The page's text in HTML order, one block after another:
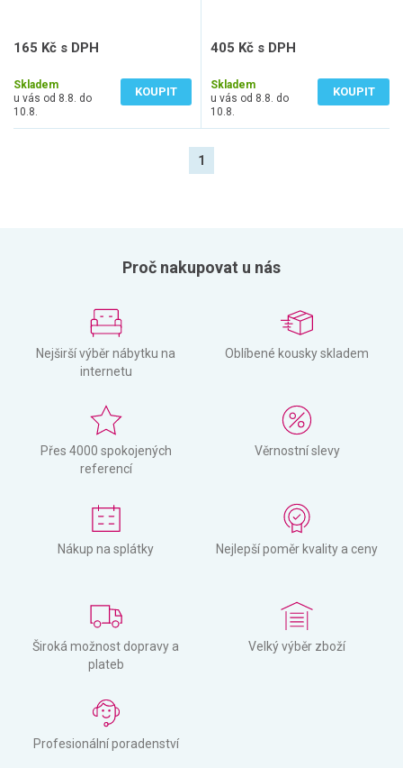
165 Kč s DPH
Skladem
u vás od 8.8. do
10.8.
KOUPIT
405 Kč s DPH
Skladem
u vás od 8.8. do
10.8.
KOUPIT
1
Proč nakupovat u nás
Nejširší výběr nábytku na
internetu
Oblíbené kousky skladem
Přes 4000 spokojených
referencí
Věrnostní slevy
Nákup na splátky Nejlepší poměr kvality a ceny
Široká možnost dopravy a
plateb
Velký výběr zboží
Profesionální poradenství